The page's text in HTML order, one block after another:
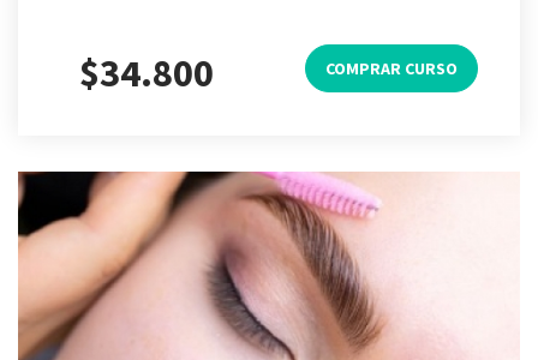
$34.800 COMPRAR CURSO